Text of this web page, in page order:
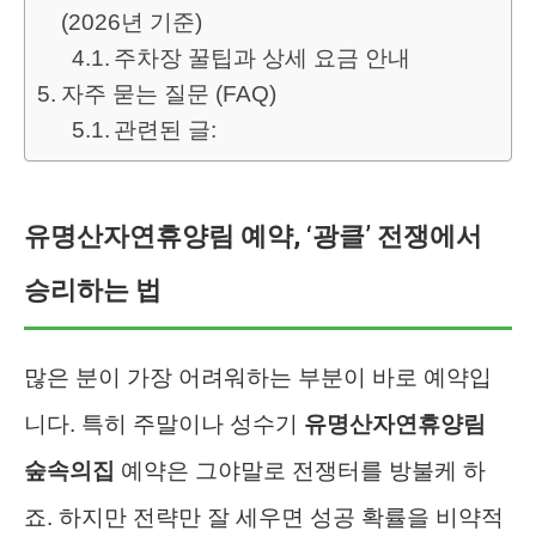
(2026년 기준)
주차장 꿀팁과 상세 요금 안내
자주 묻는 질문 (FAQ)
관련된 글:
유명산자연휴양림 예약, ‘광클’ 전쟁에서
승리하는 법
많은 분이 가장 어려워하는 부분이 바로 예약입
니다. 특히 주말이나 성수기 유명산자연휴양림
숲속의집 예약은 그야말로 전쟁터를 방불케 하
죠. 하지만 전략만 잘 세우면 성공 확률을 비약적